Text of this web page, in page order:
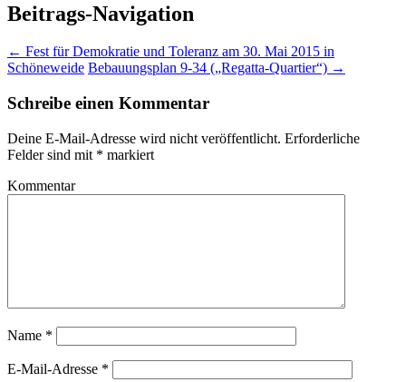
Beitrags-Navigation
← Fest für Demokratie und Toleranz am 30. Mai 2015 in
Schöneweide Bebauungsplan 9-34 („Regatta-Quartier“) →
Schreibe einen Kommentar
Deine E-Mail-Adresse wird nicht veröffentlicht. Erforderliche
Felder sind mit * markiert
Kommentar
Name *
E-Mail-Adresse *